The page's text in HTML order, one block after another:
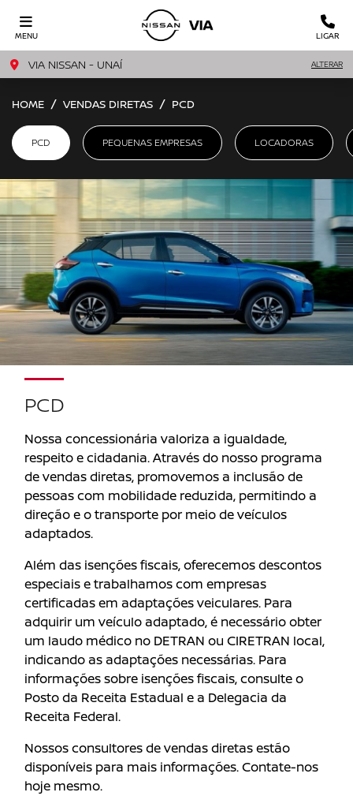
MENU LIGAR
VIA NISSAN - UNAÍ ALTERAR
HOME VENDAS DIRETAS PCD
PCD PEQUENAS EMPRESAS LOCADORAS
PCD
Nossa concessionária valoriza a igualdade,
respeito e cidadania. Através do nosso programa
de vendas diretas, promovemos a inclusão de
pessoas com mobilidade reduzida, permitindo a
direção e o transporte por meio de veículos
adaptados.
Além das isenções fiscais, oferecemos descontos
especiais e trabalhamos com empresas
certificadas em adaptações veiculares. Para
adquirir um veículo adaptado, é necessário obter
um laudo médico no DETRAN ou CIRETRAN local,
indicando as adaptações necessárias. Para
informações sobre isenções fiscais, consulte o
Posto da Receita Estadual e a Delegacia da
Receita Federal.
Nossos consultores de vendas diretas estão
disponíveis para mais informações. Contate-nos
hoje mesmo.